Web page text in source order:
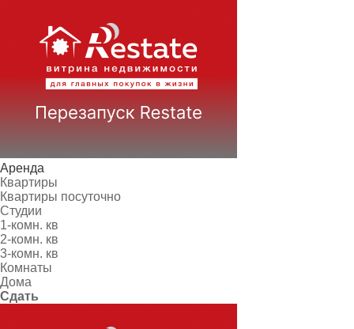
Аренда
Квартиры
Квартиры посуточно
Студии
1-комн. кв
2-комн. кв
3-комн. кв
Комнаты
Дома
Сдать